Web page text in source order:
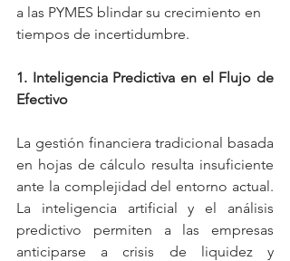
a las PYMES blindar su crecimiento en
tiempos de incertidumbre.
1. Inteligencia Predictiva en el Flujo de
Efectivo
La gestión financiera tradicional basada
en hojas de cálculo resulta insuficiente
ante la complejidad del entorno actual.
La inteligencia artificial y el análisis
predictivo permiten a las empresas
anticiparse a crisis de liquidez y